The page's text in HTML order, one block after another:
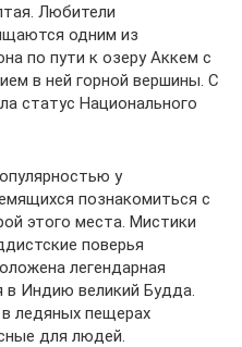
Любители
одним из
по пути к озеру Аккем с
в ней горной вершины. С
статус Национального
у
познакомиться с
этого места. Мистики
поверья
легендарная
Индию великий Будда.
ледяных пещерах
для людей.